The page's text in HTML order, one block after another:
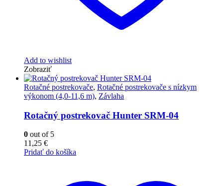
Add to wishlist
Zobraziť
Rotačné postrekovače, Rotačné postrekovače s nízkym
výkonom (4,0-11,6 m), Závlaha
Rotačný postrekovač Hunter SRM-04
0 out of 5
11,25 €
Pridať do košíka